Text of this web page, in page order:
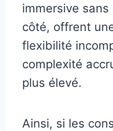
immersive
côté, offrent
flexibilité
complexité
plus élevé.
Ainsi, si les